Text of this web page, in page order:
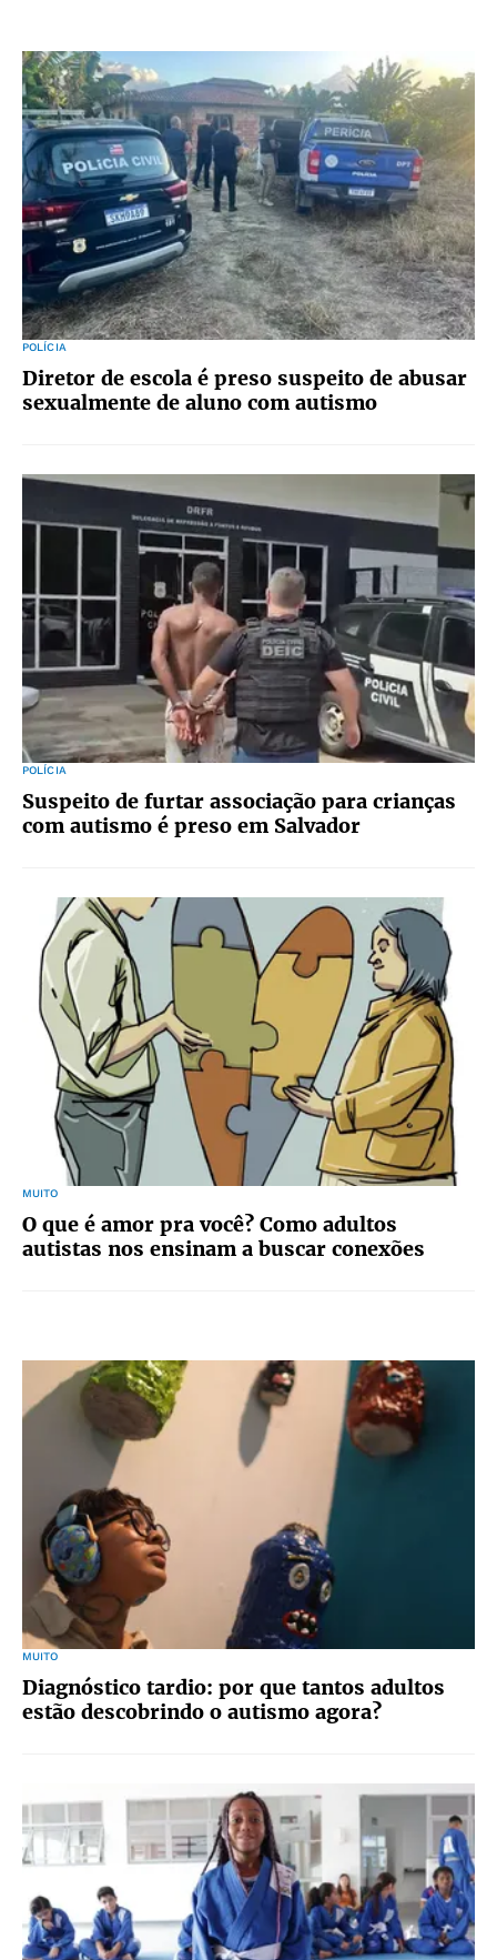
POLÍCIA
Diretor de escola é preso suspeito de abusar
sexualmente de aluno com autismo
POLÍCIA
Suspeito de furtar associação para crianças
com autismo é preso em Salvador
MUITO
O que é amor pra você? Como adultos
autistas nos ensinam a buscar conexões
MUITO
Diagnóstico tardio: por que tantos adultos
estão descobrindo o autismo agora?